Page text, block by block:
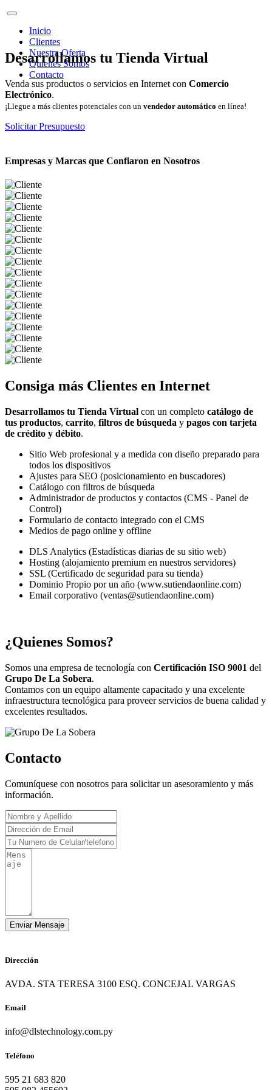
Inicio
Clientes
Nuestra Oferta
Quienes Somos
Contacto
Desarrollamos tu Tienda Virtual
Venda sus productos o servicios en Internet con Comercio
Electrónico.
¡Llegue a más clientes potenciales con un vendedor automático en línea!
Solicitar Presupuesto
Empresas y Marcas que Confiaron en Nosotros
Consiga más Clientes en Internet
Desarrollamos tu Tienda Virtual con un completo catálogo de
tus productos, carrito, filtros de búsqueda y pagos con tarjeta
de crédito y débito.
Sitio Web profesional y a medida con diseño preparado para
todos los dispositivos
Ajustes para SEO (posicionamiento en buscadores)
Catálogo con filtros de búsqueda
Administrador de productos y contactos (CMS - Panel de
Control)
Formulario de contacto integrado con el CMS
Medios de pago online y offline
DLS Analytics (Estadísticas diarias de su sitio web)
Hosting (alojamiento premium en nuestros servidores)
SSL (Certificado de seguridad para su tienda)
Dominio Propio por un año (www.sutiendaonline.com)
Email corporativo (ventas@sutiendaonline.com)
¿Quienes Somos?
Somos una empresa de tecnología con Certificación ISO 9001 del
Grupo De La Sobera.
Contamos con un equipo altamente capacitado y una excelente
infraestructura tecnológica para proveer servicios de buena calidad y
excelentes resultados.
Contacto
Comuníquese con nosotros para solicitar un asesoramiento y más
información.
Dirección
AVDA. STA TERESA 3100 ESQ. CONCEJAL VARGAS
Email
info@dlstechnology.com.py
Teléfono
595 21 683 820